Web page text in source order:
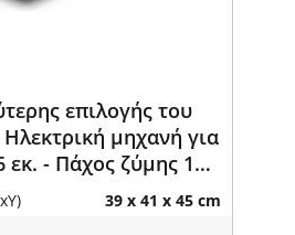
επιλογής του
μηχανή για
εκ. - Πάχος ζύμης 1
Catering39 x 41 x 45 cm